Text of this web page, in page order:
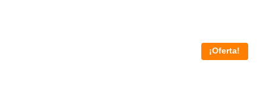
¡Oferta!